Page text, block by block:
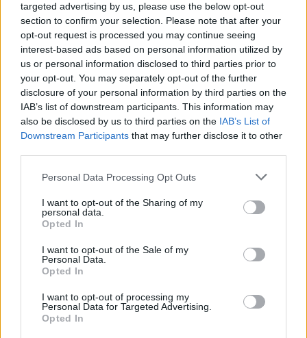
targeted advertising by us, please use the below opt-out
section to confirm your selection. Please note that after your
opt-out request is processed you may continue seeing
interest-based ads based on personal information utilized by
us or personal information disclosed to third parties prior to
your opt-out. You may separately opt-out of the further
disclosure of your personal information by third parties on the
IAB’s list of downstream participants. This information may
also be disclosed by us to third parties on the IAB’s List of
Downstream Participants that may further disclose it to other
Please note that this website/app uses one or more Google
not limited to your visit or usage behaviour. You may click to
grant or deny consent to Google and its third-party tags to
use your data for below specified purposes in below Google
consent section.
Personal Data Processing Opt Outs
I want to opt-out of the Sharing of my
personal data.
Opted In
I want to opt-out of the Sale of my
Personal Data.
Opted In
I want to opt-out of processing my
Personal Data for Targeted Advertising.
Opted In
Όλα όσα πρέπει να ξέρετε για το επίδομα
παιδιού